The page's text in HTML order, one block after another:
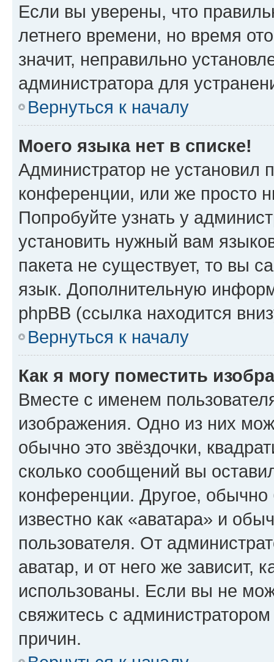
Если вы уверены, что
летнего времени, но время
значит, неправильно
администратора для
Вернуться к началу
Моего языка нет в списке!
Администратор не установил
конференции, или же просто
Попробуйте узнать у
установить нужный вам
пакета не существует, то вы
язык. Дополнительную
phpBB (ссылка находится
Вернуться к началу
Как я могу поместить
Вместе с именем
изображения. Одно из них
обычно это звёздочки,
сколько сообщений вы
конференции. Другое,
известно как «аватара» и
пользователя. От
аватар, и от него же зависит,
использованы. Если вы не
свяжитесь с
причин.